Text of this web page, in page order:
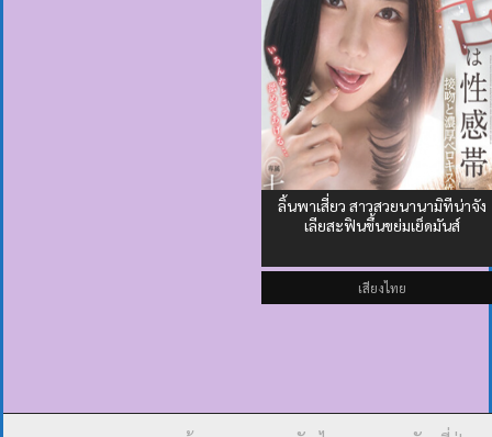
ลิ้นพาเสี่ยว สาวสวยนานามิทีน่าจัง
เลียสะฟินขึ้นขย่มเย็ดมันส์
เสียงไทย